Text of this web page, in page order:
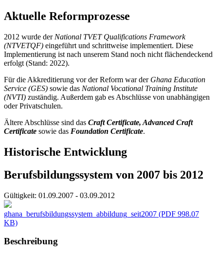
Aktuelle Reformprozesse
2012 wurde derNational TVET Qualifications Framework
(NTVETQF) eingeführt und schrittweise implementiert. Diese
Implementierung ist nach unserem Stand noch nicht flächendeckend
erfolgt (Stand: 2022).
Für die Akkreditierung vor der Reform war derGhana Education
Service (GES) sowie das National Vocational Training Institute
(NVTI) zuständig. Außerdem gab es Abschlüsse von unabhängigen
oder Privatschulen.
Ältere Abschlüsse sind das Craft Certificate, Advanced Craft
Certificate sowie das Foundation Certificate.
Historische Entwicklung
Berufsbildungssystem von 2007 bis 2012
Gültigkeit: 01.09.2007 - 03.09.2012
ghana_berufsbildungssystem_abbildung_seit2007 (PDF 998.07
KB)
Beschreibung